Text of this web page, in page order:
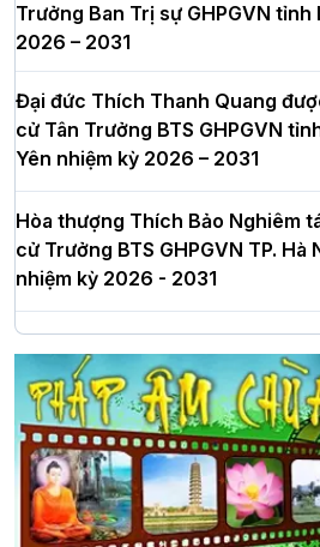
Trưởng Ban Trị sự GHPGVN tỉnh
2026 – 2031
Đại đức Thích Thanh Quang
cử Tân Trưởng BTS GHPGVN
Yên nhiệm kỳ 2026 – 2031
Hòa thượng Thích Bảo Nghiêm
cử Trưởng BTS GHPGVN TP. Hà
nhiệm kỳ 2026 - 2031
Hà Nội: Long trọng lễ khởi công
dựng Trung tâm văn hóa Phật
đô
Hà Nội: Ngày tu học cuối cùng
khóa sinh hoạt Phật pháp mùa